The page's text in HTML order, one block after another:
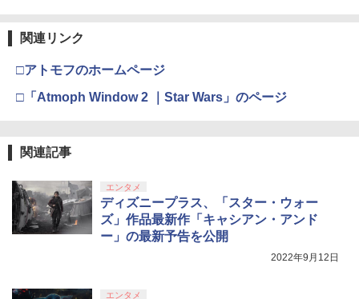
関連リンク
□アトモフのホームページ
□「Atmoph Window 2 ｜Star Wars」のページ
関連記事
エンタメ
ディズニープラス、「スター・ウォー
ズ」作品最新作「キャシアン・アンド
ー」の最新予告を公開
2022年9月12日
エンタメ